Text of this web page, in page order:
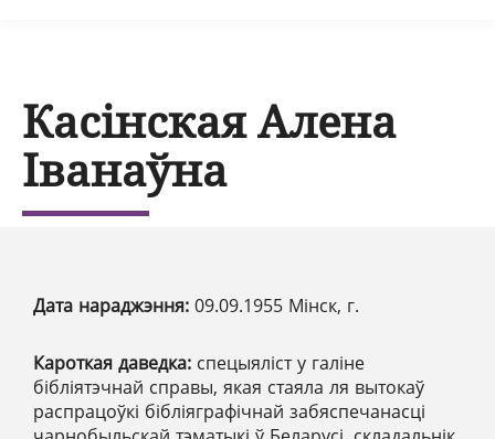
Касінская Алена
Іванаўна
Дата нараджэння: 09.09.1955 Мінск, г.
Кароткая даведка: спецыяліст у галіне
бібліятэчнай справы, якая стаяла ля вытокаў
распрацоўкі бібліяграфічнай забяспечанасці